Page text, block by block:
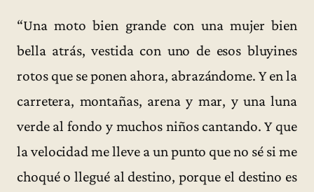
“Una moto bien grande con una mujer bien
bella atrás, vestida con uno de esos bluyines
rotos que se ponen ahora, abrazándome. Y en la
carretera, montañas, arena y mar, y una luna
verde al fondo y muchos niños cantando. Y que
la velocidad me lleve a un punto que no sé si me
choqué o llegué al destino, porque el destino es